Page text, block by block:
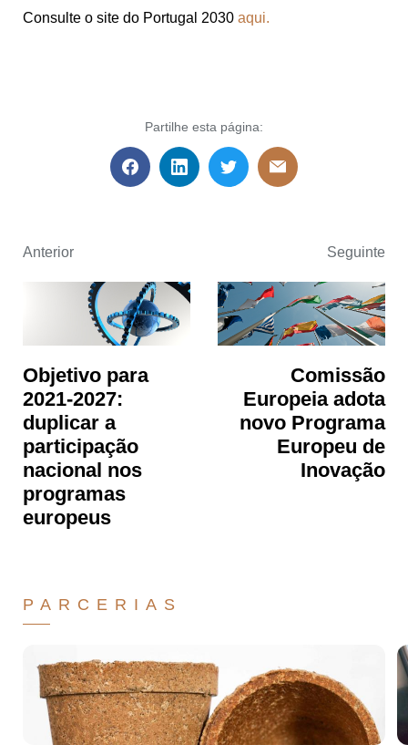
Consulte o site do Portugal 2030 aqui.
Partilhe esta página:
Anterior
Objetivo para
2021-2027:
duplicar a
participação
nacional nos
programas
europeus
Seguinte
Comissão
Europeia adota
novo Programa
Europeu de
Inovação
PARCERIAS